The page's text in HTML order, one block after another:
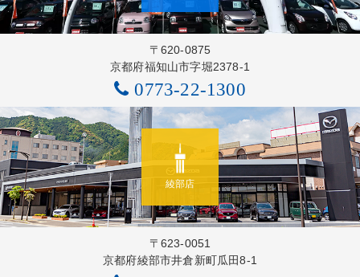
〒620-0875
京都府福知山市字堀2378-1
0773-22-1300
綾部店
〒623-0051
京都府綾部市井倉新町瓜田8-1